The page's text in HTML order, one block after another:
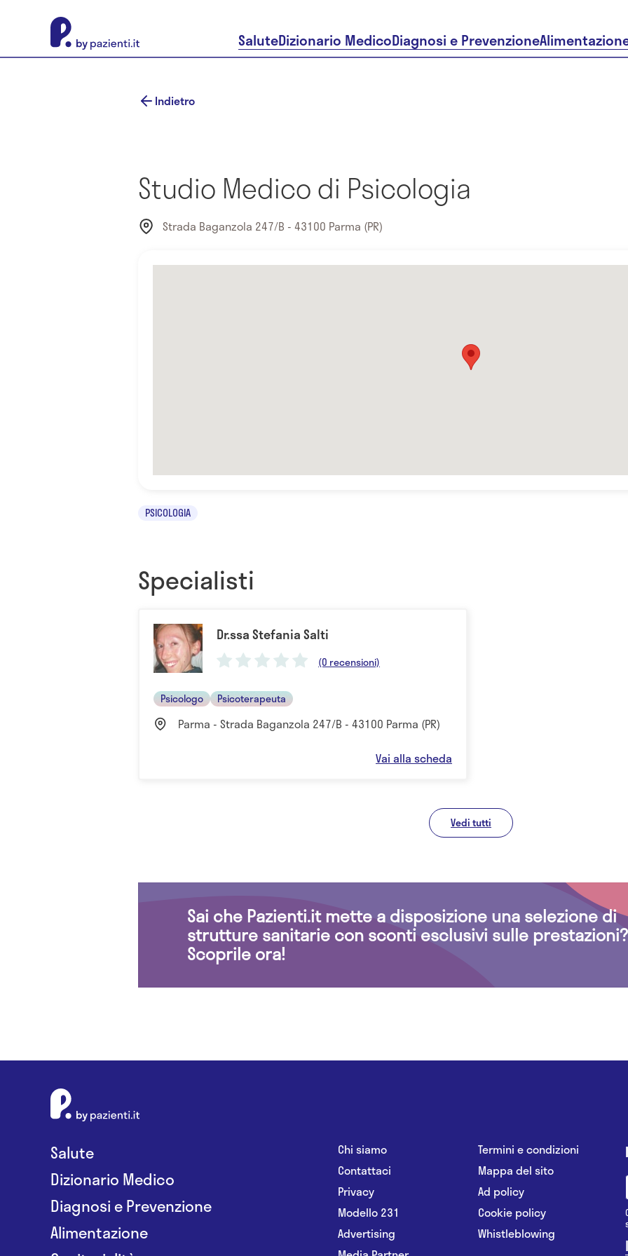
SaluteDizionario MedicoDiagnosi e Prevenzione
Indietro
Studio Medico di Psicologia
Strada Baganzola 247/B - 43100 Parma (PR)
PSICOLOGIA
Specialisti
Dr.ssa Stefania Salti
(0 recensioni)
Psicologo Psicoterapeuta
Parma - Strada Baganzola 247/B - 43100 Parma (PR)
Vai alla scheda
Vedi tutti
Sai che Pazienti.it mette a disposizione una selezione di
strutture sanitarie con sconti esclusivi sulle prestazioni?
Scoprile ora!
Salute
Dizionario Medico
Diagnosi e Prevenzione
Alimentazione
Chi siamo
Contattaci
Privacy
Modello 231
Advertising
Termini e condizioni
Mappa del sito
Ad policy
Cookie policy
Whistleblowing